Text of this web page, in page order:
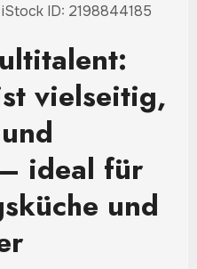
ID: 2198844185
vielseitig,
ideal für
und